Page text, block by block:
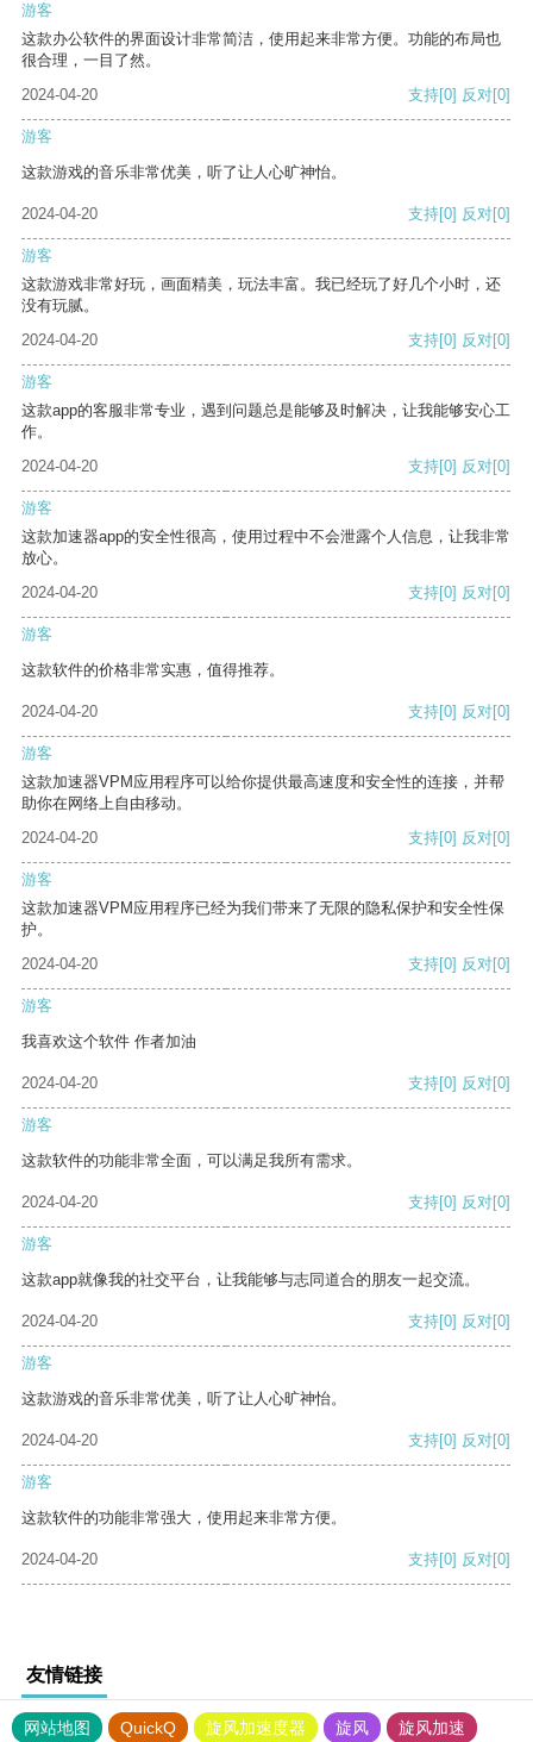
游客
这款办公软件的界面设计非常简洁，使用起来非常方便。功能的布局也
很合理，一目了然。
2024-04-20
支持[0] 反对[0]
游客
这款游戏的音乐非常优美，听了让人心旷神怡。
2024-04-20 支持[0] 反对[0]
游客
这款游戏非常好玩，画面精美，玩法丰富。我已经玩了好几个小时，还
没有玩腻。
2024-04-20
支持[0] 反对[0]
游客
这款app的客服非常专业，遇到问题总是能够及时解决，让我能够安心工
作。
2024-04-20
支持[0] 反对[0]
游客
这款加速器app的安全性很高，使用过程中不会泄露个人信息，让我非常
放心。
2024-04-20
支持[0] 反对[0]
游客
这款软件的价格非常实惠，值得推荐。
2024-04-20 支持[0] 反对[0]
游客
这款加速器VPM应用程序可以给你提供最高速度和安全性的连接，并帮
助你在网络上自由移动。
2024-04-20
支持[0] 反对[0]
游客
这款加速器VPM应用程序已经为我们带来了无限的隐私保护和安全性保
护。
2024-04-20
支持[0] 反对[0]
游客
我喜欢这个软件 作者加油
2024-04-20 支持[0] 反对[0]
游客
这款软件的功能非常全面，可以满足我所有需求。
2024-04-20 支持[0] 反对[0]
游客
这款app就像我的社交平台，让我能够与志同道合的朋友一起交流。
2024-04-20 支持[0] 反对[0]
游客
这款游戏的音乐非常优美，听了让人心旷神怡。
2024-04-20 支持[0] 反对[0]
游客
这款软件的功能非常强大，使用起来非常方便。
2024-04-20 支持[0] 反对[0]
友情链接
网站地图 QuickQ 旋风加速度器 旋风 旋风加速